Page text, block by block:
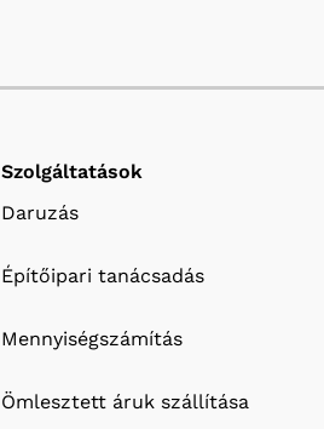
Szolgáltatások
Daruzás
Építőipari tanácsadás
Mennyiségszámítás
Ömlesztett áruk szállítása